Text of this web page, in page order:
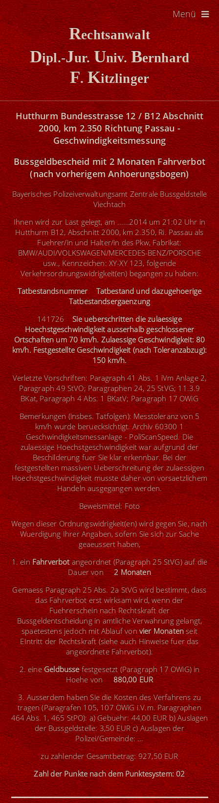
Rechtsanwalt
Dipl.-Jur.Univ.Bernhard
F.Kitzlinger
Menü
Hutthurm Bundesstrasse 12 / B12 Abschnitt
2000, km 2.350 Richtung Passau -
Geschwindigkeitsmessung
Bussgeldbescheid mit 2 Monaten Fahrverbot
(nach vorherigem Anhoerungsbogen)
Bayerisches Polizeiverwaltungsamt Zentrale Bussgeldstelle
Viechtach
Ihnen wird zur Last gelegt, am ......2014 um 21:02 Uhr in
Hutthurm B12, Abschnitt 2000, km 2.350, Ri. Passau als
Fuehrer/in und Halter/in des Pkw, Fabrikat:
BMW/AUDI/VOLKSWAGEN/MERCEDES-BENZ/PORSCHE
usw., Kennzeichen: XY-XY 123, folgende
Verkehrsordnungswidrigkeit(en) begangen zu haben:
Tatbestandsnummer Tatbestand und dazugehoerige
Tatbestandsergaenzung
141726Sie ueberschritten die zulaessige
Hoechstgeschwindigkeit ausserhalb geschlossener
Ortschaften um 70 km/h. Zulaessige Geschwindigkeit: 80
km/h. Festgestellte Geschwindigkeit (nach Toleranzabzug):
150 km/h.
Verletzte Vorschriften: Paragraph 41 Abs. 1 iVm Anlage 2,
Paragraph 49 StVO; Paragraphen 24, 25 StVG; 11.3.9
BKat, Paragraph 4 Abs. 1 BKatV; Paragraph 17 OWiG
Bemerkungen (insbes. Tatfolgen): Messtoleranz von 5
km/h wurde beruecksichtigt. Archiv 60300 1
Geschwindigkeitsmessanlage - PoliScanSpeed. Die
zulaessige Hoechstgeschwindigkeit war aufgrund der
Beschilderung fuer Sie klar erkennbar. Bei der
festgestellten massiven Ueberschreitung der zulaessigen
Hoechstgeschwindigkeit musste daher von vorsaetzlichem
Handeln ausgegangen werden.
Beweismittel: Foto
Wegen dieser Ordnungswidrigkeit(en) wird gegen Sie, nach
Wuerdigung Ihrer Angaben, sofern Sie sich zur Sache
geaeussert haben,
1. einFahrverbotangeordnet (Paragraph 25 StVG) auf die
Dauer von2 Monaten
Gemaess Paragraph 25 Abs. 2a StVG wird bestimmt, dass
das Fahrverbot erst wirksam wird, wenn der
Fuehrerschein nach Rechtskraft der
Bussgeldentscheidung in amtliche Verwahrung gelangt,
spaetestens jedoch mit Ablauf vonvier Monatenseit
EIntritt der Rechtskraft (siehe auch Hinweise fuer das
angeordnete Fahrverbot).
2. eineGeldbussefestgesetzt (Paragraph 17 OWiG) in
Hoehe von880,00 EUR
3. Ausserdem haben Sie die Kosten des Verfahrens zu
tragen (Paragrafen 105, 107 OWiG i.V.m. Paragraphen
464 Abs. 1, 465 StPO): a) Gebuehr: 44,00 EUR b) Auslagen
der Bussgeldstelle: 3,50 EUR c) Auslagen der
Polizei/Gemeinde: ...
zu zahlender Gesamtbetrag: 927,50 EUR
Zahl der Punkte nach dem Punktesystem: 02